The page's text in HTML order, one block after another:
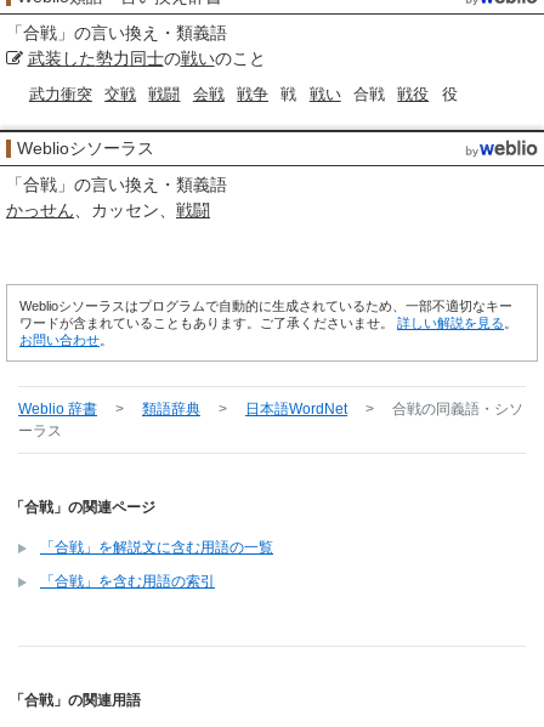
「合戦 」の言い換え・類義語
武装した勢力同士の戦いのこと
武力衝突 交戦 戦闘 会戦 戦争 戦 戦い 合戦 戦役 役
Weblioシソーラス
「合戦 」の言い換え・類義語
かっせん
カッセン 戦闘
Weblioシソーラスはプログラムで自動的に生成されているため、一部不適切なキー
ワードが含まれていることもあります。ご了承くださいませ。 詳しい解説を見る
お問い合わせ
Weblio 辞書 > 類語辞典 > 日本語WordNet > 合戦の同義語・シソ
ーラス
「合戦」の関連ページ
「合戦」を解説文に含む用語の一覧
「合戦」を含む用語の索引
「合戦」の関連用語